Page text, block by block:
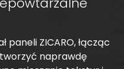
paneli ZICARO, łącząc
naprawdę